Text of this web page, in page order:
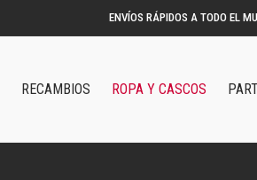
ENVÍOS RÁPIDOS A TODO EL
RECAMBIOS ROPA Y CASCOS